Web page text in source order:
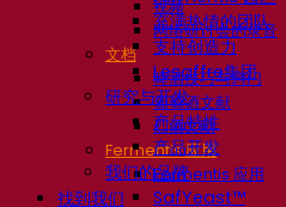
视频
网络研讨会的录音
文档
啤酒技巧与窍门
葡萄酒文献
烈酒文献
Fermentis 应用
Fermentis 应用
找到我们
充满热情的团队
支持创造力
Lesaffre集团
研究与开发
产品特性
产品开发
我们的品牌
SafYeast™